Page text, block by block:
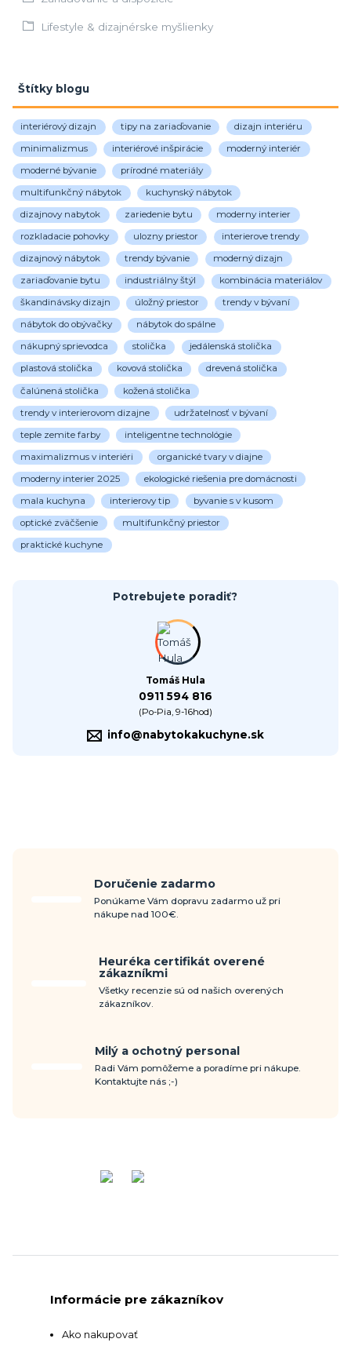
Lifestyle & dizajnérske myšlienky
Štítky blogu
interiérový dizajn tipy na zariaďovanie dizajn interiéru
minimalizmus interiérové inšpirácie moderný interiér
moderné bývanie prírodné materiály
multifunkčný nábytok kuchynský nábytok
dizajnovy nabytok zariedenie bytu moderny interier
rozkladacie pohovky ulozny priestor interierove trendy
dizajnový nábytok trendy bývanie moderný dizajn
zariaďovanie bytu industriálny štýl kombinácia materiálov
škandinávsky dizajn úložný priestor trendy v bývaní
nábytok do obývačky nábytok do spálne
nákupný sprievodca stolička jedálenská stolička
plastová stolička kovová stolička drevená stolička
čalúnená stolička kožená stolička
trendy v interierovom dizajne udržatelnosť v bývaní
teple zemite farby inteligentne technológie
maximalizmus v interiéri organické tvary v diajne
moderny interier 2025 ekologické riešenia pre domácnosti
mala kuchyna interierovy tip byvanie s v kusom
optické zväčšenie multifunkčný priestor
praktické kuchyne
Potrebujete poradiť?
Tomáš Hula
0911 594 816
(Po-Pia, 9-16hod)
info@nabytokakuchyne.sk
Doručenie zadarmo
Ponúkame Vám dopravu zadarmo už pri
nákupe nad 100€.
Heuréka certifikát overené
zákazníkmi
Všetky recenzie sú od našich overených
zákazníkov.
Milý a ochotný personal
Radi Vám pomôžeme a poradíme pri nákupe.
Kontaktujte nás ;-)
Informácie pre zákazníkov
Ako nakupovať